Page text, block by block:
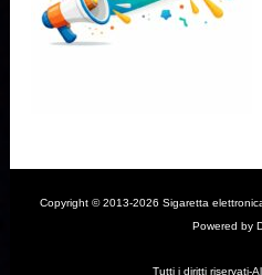
Copyright © 2013-2026 Sigaretta
Powered by
Tutti i diritti riservati-